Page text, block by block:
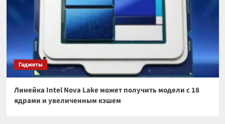
Гаджеты
Линейка Intel Nova Lake может получить модели с 18
ядрами и увеличенным кэшем